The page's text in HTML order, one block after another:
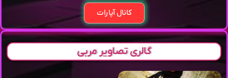
کانال آپارات
گالری تصاویر مربی